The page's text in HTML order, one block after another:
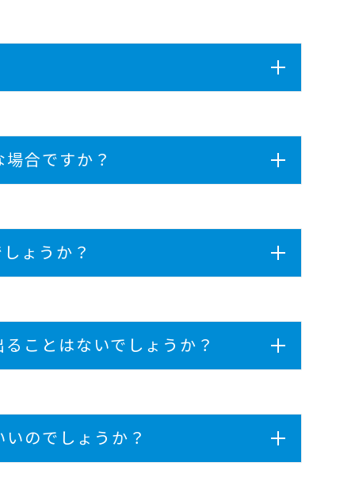
合ですか？
ょうか？
ことはないでしょうか？
のでしょうか？